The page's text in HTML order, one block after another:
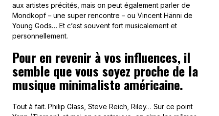
aux artistes précités, mais on peut également parler de
Mondkopf – une super rencontre – ou Vincent Hänni de
Young Gods… Et c’est souvent fort musicalement et
personnellement.
Pour en revenir à vos influences, il
semble que vous soyez proche de la
musique minimaliste américaine.
Tout à fait. Philip Glass, Steve Reich, Riley… Sur ce point